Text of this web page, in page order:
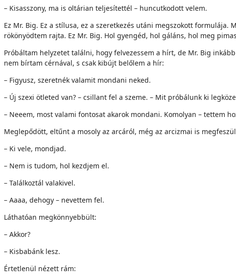
– Kisasszony, ma is oltárian teljesítettél – huncutkodott velem.
Ez Mr. Big. Ez a stílusa, ez a szeretkezés utáni megszokott
rökönyödtem rajta. Ez Mr. Big. Hol gyengéd, hol gáláns, hol meg
Próbáltam helyzetet találni, hogy felvezessem a hírt, de Mr. Big
nem bírtam cérnával, s csak kibújt belőlem a hír:
– Figyusz, szeretnék valamit mondani neked.
– Új szexi ötleted van? – csillant fel a szeme. – Mit próbálunk ki
– Neeem, most valami fontosat akarok mondani. Komolyan – tettem
Meglepődött, eltűnt a mosoly az arcáról, még az arcizmai is
– Ki vele, mondjad.
– Nem is tudom, hol kezdjem el.
– Találkoztál valakivel.
– Aaaa, dehogy – nevettem fel.
Láthatóan megkönnyebbült:
– Akkor?
– Kisbabánk lesz.
Értetlenül nézett rám: